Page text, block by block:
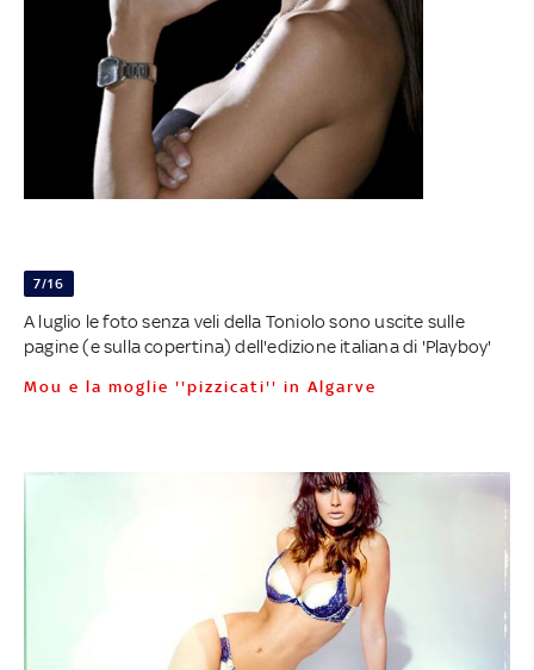
7/16
A luglio le foto senza veli della Toniolo sono uscite sulle
pagine (e sulla copertina) dell'edizione italiana di 'Playboy'
Mou e la moglie ''pizzicati'' in Algarve